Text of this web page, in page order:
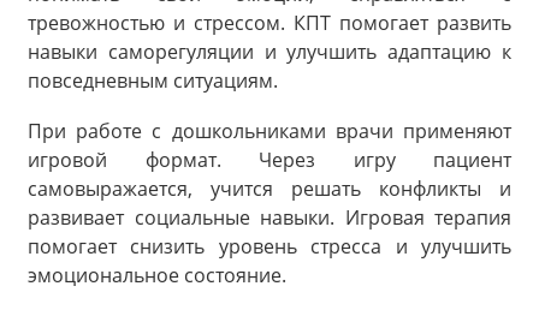
тревожностью и стрессом. КПТ помогает развить
навыки саморегуляции и улучшить адаптацию к
повседневным ситуациям.
При работе с дошкольниками врачи применяют
игровой формат. Через игру пациент
самовыражается, учится решать конфликты и
развивает социальные навыки. Игровая терапия
помогает снизить уровень стресса и улучшить
эмоциональное состояние.